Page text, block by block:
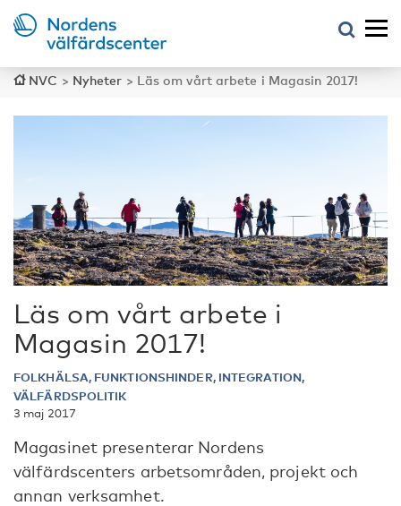
NVC > Nyheter > Läs om vårt arbete i Magasin 2017!
Läs om vårt arbete i
Magasin 2017!
FOLKHÄLSA, FUNKTIONSHINDER, INTEGRATION,
VÄLFÄRDSPOLITIK
3 maj 2017
Magasinet presenterar Nordens
välfärdscenters arbetsområden, projekt och
annan verksamhet.